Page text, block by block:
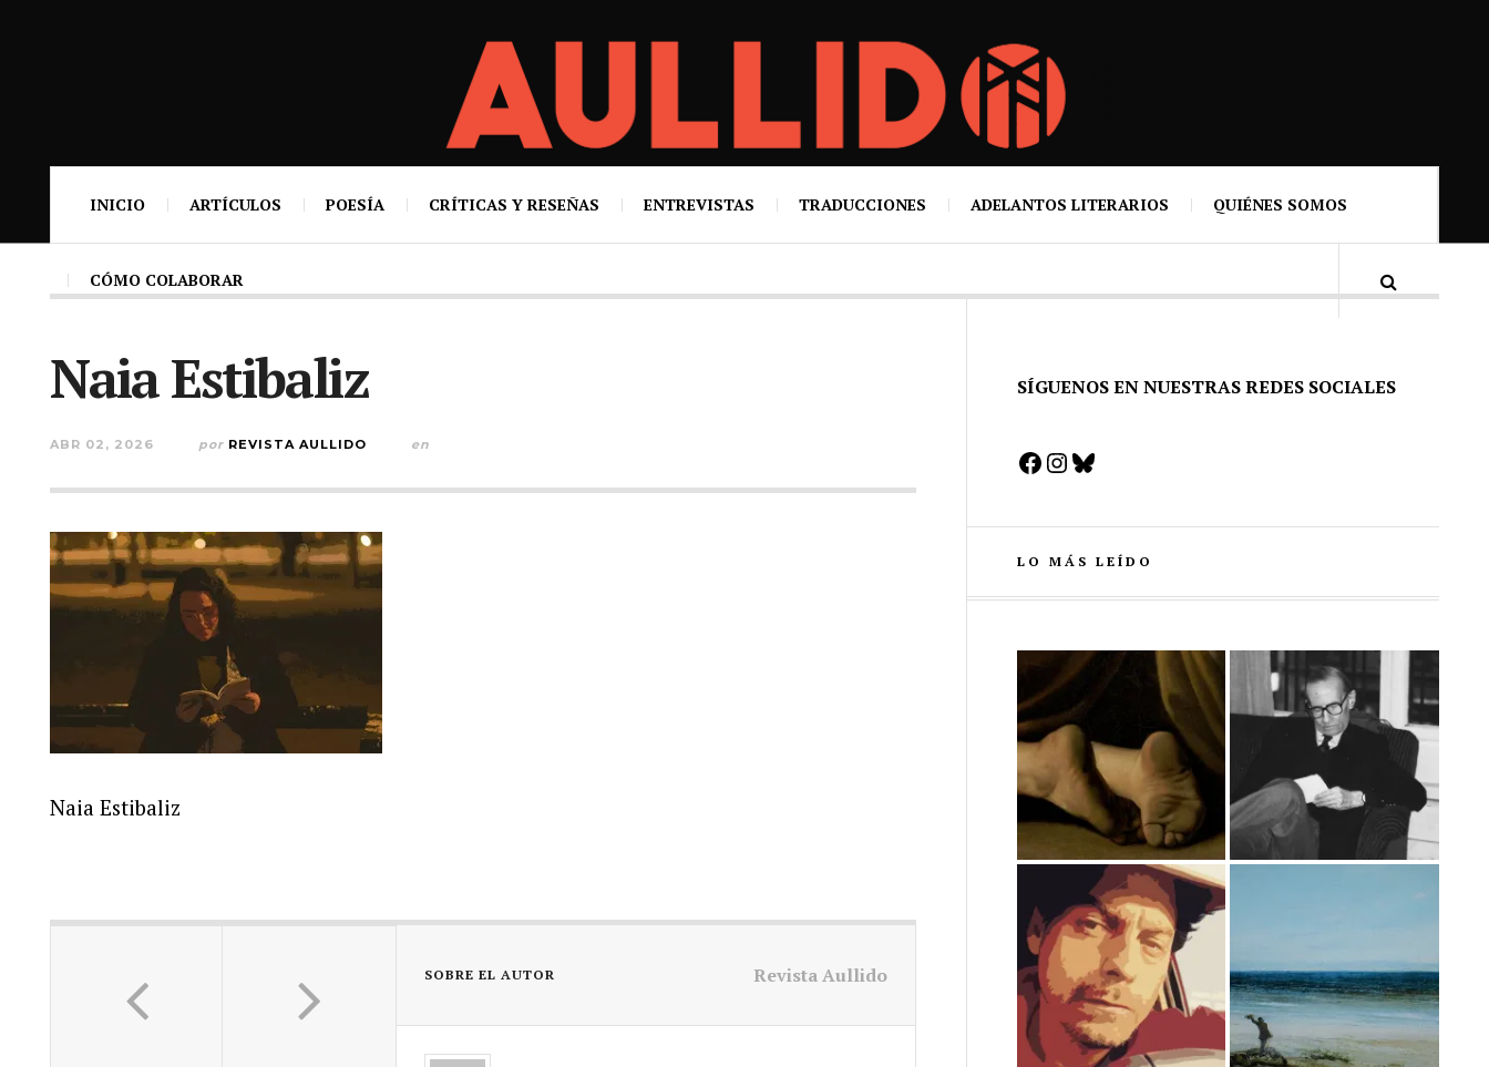
INICIO ARTÍCULOS POESÍA CRÍTICAS Y RESEÑAS ENTREVISTAS TRADUCCIONES ADELANTOS LITERARIOS QUIÉNES SOMOS
CÓMO COLABORAR
Naia Estibaliz
ABR 02, 2026 por REVISTA AULLIDO en
Naia Estibaliz
SOBRE EL AUTOR Revista Aullido
SÍGUENOS EN NUESTRAS REDES SOCIALES
Facebook
Instagram
Bluesky
LO MÁS LEÍDO